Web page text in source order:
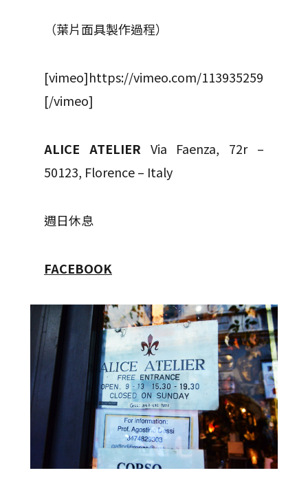
（葉片面具製作過程）
[vimeo]https://vimeo.com/113935259
[/vimeo]
ALICE ATELIER Via Faenza, 72r –
50123, Florence – Italy
週日休息
FACEBOOK